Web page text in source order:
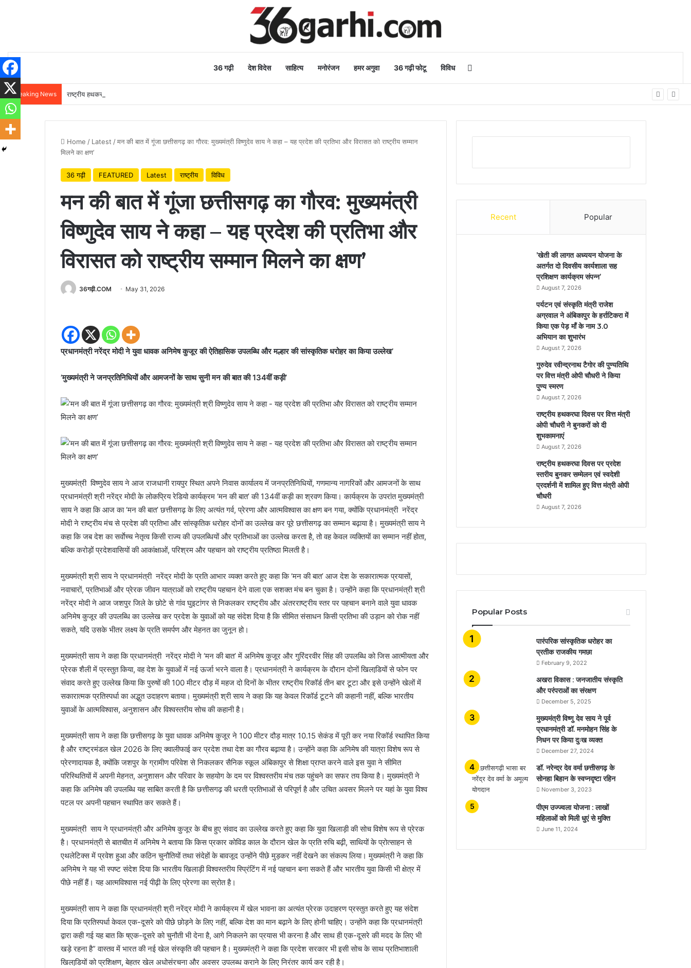
36 गढ़ी देश विदेस साहित्य मनोरंजन हमर अगुवा 36 गढ़ी फोटू विविध
Breaking News राष्ट्रीय हथकरघा दिवस पर वित्त मंत्री ओपी चौधरी ने बुनकरों को दी शुभकामनाएं
Home / Latest /मन की बात में गूंजा छत्तीसगढ़ का गौरव: मुख्यमंत्री विष्णुदेव साय ने कहा – यह प्रदेश की प्रतिभा और विरासत को राष्ट्रीय सम्मान
मिलने का क्षण’
36 गढ़ी FEATURED Latest राष्ट्रीय विविध
मन की बात में गूंजा छत्तीसगढ़ का गौरव: मुख्यमंत्री
विष्णुदेव साय ने कहा – यह प्रदेश की प्रतिभा और
विरासत को राष्ट्रीय सम्मान मिलने का क्षण’
36गढ़ी.COM May 31, 2026
प्रधानमंत्री नरेंद्र मोदी ने युवा धावक अनिमेष कुजूर की ऐतिहासिक उपलब्धि और मल्हार की सांस्कृतिक धरोहर का किया उल्लेख’
’मुख्यमंत्री ने जनप्रतिनिधियों और आमजनों के साथ सुनी मन की बात की 134वीं कड़ी’
मुख्यमंत्री विष्णुदेव साय ने आज राजधानी रायपुर स्थित अपने निवास कार्यालय में जनप्रतिनिधियों, गणमान्य नागरिकों और आमजनों के साथ
प्रधानमंत्री श्री नरेंद्र मोदी के लोकप्रिय रेडियो कार्यक्रम ‘मन की बात’ की 134वीं कड़ी का श्रवण किया। कार्यक्रम के उपरांत मुख्यमंत्री
साय ने कहा कि आज का ‘मन की बात’ छत्तीसगढ़ के लिए अत्यंत गर्व, प्रेरणा और आत्मविश्वास का क्षण बन गया, क्योंकि प्रधानमंत्री नरेंद्र
मोदी ने राष्ट्रीय मंच से प्रदेश की प्रतिभा और सांस्कृतिक धरोहर दोनों का उल्लेख कर पूरे छत्तीसगढ़ का सम्मान बढ़ाया है। मुख्यमंत्री साय ने
कहा कि जब देश का सर्वाेच्च नेतृत्व किसी राज्य की उपलब्धियों और प्रतिभाओं का उल्लेख करता है, तो वह केवल व्यक्तियों का सम्मान नहीं होता,
बल्कि करोड़ों प्रदेशवासियों की आकांक्षाओं, परिश्रम और पहचान को राष्ट्रीय प्रतिष्ठा मिलती है।
मुख्यमंत्री श्री साय ने प्रधानमंत्री नरेंद्र मोदी के प्रति आभार व्यक्त करते हुए कहा कि ‘मन की बात’ आज देश के सकारात्मक प्रयासों,
नवाचारों, प्रतिभाओं और प्रेरक जीवन यात्राओं को राष्ट्रीय पहचान देने वाला एक सशक्त मंच बन चुका है। उन्होंने कहा कि प्रधानमंत्री श्री
नरेंद्र मोदी ने आज जशपुर जिले के छोटे से गांव घुइटांगर से निकलकर राष्ट्रीय और अंतरराष्ट्रीय स्तर पर पहचान बनाने वाले युवा धावक
अनिमेष कुजूर की उपलब्धि का उल्लेख कर प्रदेश के युवाओं को यह संदेश दिया है कि सीमित संसाधन किसी प्रतिभा की उड़ान को रोक नहीं
सकते, यदि उसके भीतर लक्ष्य के प्रति समर्पण और मेहनत का जुनून हो।
मुख्यमंत्री साय ने कहा कि प्रधानमंत्री नरेंद्र मोदी ने ‘मन की बात’ में अनिमेष कुजूर और गुरिंदरवीर सिंह की उपलब्धि को जिस आत्मीयता और
प्रेरक शैली में प्रस्तुत किया, वह देश के युवाओं में नई ऊर्जा भरने वाला है। प्रधानमंत्री ने कार्यक्रम के दौरान दोनों खिलाडि़यों से फोन पर
संवाद करते हुए उल्लेख किया कि पुरुषों की 100 मीटर दौड़ में महज दो दिनों के भीतर राष्ट्रीय रिकॉर्ड तीन बार टूटा और इसे उन्होंने खेलों में
सकारात्मक प्रतिस्पर्धा का अद्भुत उदाहरण बताया। मुख्यमंत्री श्री साय ने कहा कि यह केवल रिकॉर्ड टूटने की कहानी नहीं, बल्कि भारतीय
युवाओं के आत्मविश्वास, अनुशासन और विश्वस्तरीय सोच की कहानी है।
मुख्यमंत्री साय ने कहा कि छत्तीसगढ़ के युवा धावक अनिमेष कुजूर ने 100 मीटर दौड़ मात्र 10.15 सेकंड में पूरी कर नया रिकॉर्ड स्थापित किया
है और राष्ट्रमंडल खेल 2026 के लिए क्वालीफाई कर प्रदेश तथा देश का गौरव बढ़ाया है। उन्होंने कहा कि अनिमेष की यात्रा विशेष रूप से
प्रेरणादायक है, क्योंकि जशपुर के ग्रामीण परिवेश से निकलकर सैनिक स्कूल अंबिकापुर से शिक्षा प्राप्त करने वाले इस युवा ने सीमित
परिस्थितियों में अपनी मेहनत, अनुशासन और परिवार के सहयोग के दम पर विश्वस्तरीय मंच तक पहुंचने का सफर तय किया है। मुख्यमंत्री ने
कहा कि अनिमेष की उपलब्धि यह साबित करती है कि छत्तीसगढ़ की धरती प्रतिभाओं से परिपूर्ण है और उचित अवसर मिलने पर यहां के युवा विश्व
पटल पर अपनी पहचान स्थापित कर सकते हैं।
मुख्यमंत्री साय ने प्रधानमंत्री और अनिमेष कुजूर के बीच हुए संवाद का उल्लेख करते हुए कहा कि युवा खिलाड़ी की सोच विशेष रूप से प्रेरक
है। प्रधानमंत्री से बातचीत में अनिमेष ने बताया कि किस प्रकार कोविड काल के दौरान खेल के प्रति रुचि बढ़ी, साथियों के प्रोत्साहन से
एथलेटिक्स में प्रवेश हुआ और कठिन चुनौतियों तथा संदेहों के बावजूद उन्होंने पीछे मुड़कर नहीं देखने का संकल्प लिया। मुख्यमंत्री ने कहा कि
अनिमेष ने यह भी स्पष्ट संदेश दिया कि भारतीय खिलाड़ी विश्वस्तरीय स्प्रिंटिंग में नई पहचान बना सकते हैं और भारतीय युवा किसी भी क्षेत्र में
पीछे नहीं हैं। यह आत्मविश्वास नई पीढ़ी के लिए प्रेरणा का स्रोत है।
मुख्यमंत्री साय ने कहा कि प्रधानमंत्री श्री नरेंद्र मोदी ने कार्यक्रम में खेल भावना का अत्यंत प्रेरक उदाहरण प्रस्तुत करते हुए यह संदेश
दिया कि प्रतिस्पर्धा केवल एक-दूसरे को पीछे छोड़ने के लिए नहीं, बल्कि देश का मान बढ़ाने के लिए होनी चाहिए। उन्होंने कहा कि प्रधानमंत्री
द्वारा कही गई यह बात कि ष्एक-दूसरे को चुनौती भी देना है, आगे निकलने का प्रयास भी करना है और साथ ही एक-दूसरे की मदद के लिए भी
खड़े रहना है” वास्तव में भारत की नई खेल संस्कृति की पहचान है। मुख्यमंत्री ने कहा कि प्रदेश सरकार भी इसी सोच के साथ प्रतिभाशाली
खिलाडि़यों को प्रशिक्षण, बेहतर खेल अधोसंरचना और अवसर उपलब्ध कराने के लिए निरंतर कार्य कर रही है।
Recent Popular
’खेती की लागत अध्ययन योजना के
अतर्गत दो दिवसीय कार्यशाला सह
प्रशिक्षण कार्यक्रम संपन्न’
August 7, 2026
पर्यटन एवं संस्कृति मंत्री राजेश
अग्रवाल ने अंबिकापुर के हर्राटिकरा में
किया एक पेड़ माँ के नाम 3.0
अभियान का शुभारंभ
August 7, 2026
गुरुदेव रवीन्द्रनाथ टैगोर की पुण्यतिथि
पर वित्त मंत्री ओपी चौधरी ने किया
पुण्य स्मरण
August 7, 2026
राष्ट्रीय हथकरघा दिवस पर वित्त मंत्री
ओपी चौधरी ने बुनकरों को दी
शुभकामनाएं
August 7, 2026
राष्ट्रीय हथकरघा दिवस पर प्रदेश
स्तरीय बुनकर सम्मेलन एवं स्वदेशी
प्रदर्शनी में शामिल हुए वित्त मंत्री ओपी
चौधरी
August 7, 2026
Popular Posts
​​​​​​​पारंपरिक सांस्कृतिक धरोहर का
प्रतीक राजकीय गमछा
February 9, 2022
अखरा विकास : जनजातीय संस्कृति
और परंपराओं का संरक्षण
December 5, 2025
मुख्यमंत्री विष्णु देव साय ने पूर्व
प्रधानमंत्री डॉ. मनमोहन सिंह के
निधन पर किया दुःख व्यक्त
December 27, 2024
डॉ. नरेन्द्र देव वर्मा छत्तीसगढ़ के
सोनहा बिहान के स्वप्नदृष्टा रहिन
November 3, 2023
पीएम उज्ज्वला योजना : लाखों
महिलाओं को मिली धुएं से मुक्ति
June 11, 2024